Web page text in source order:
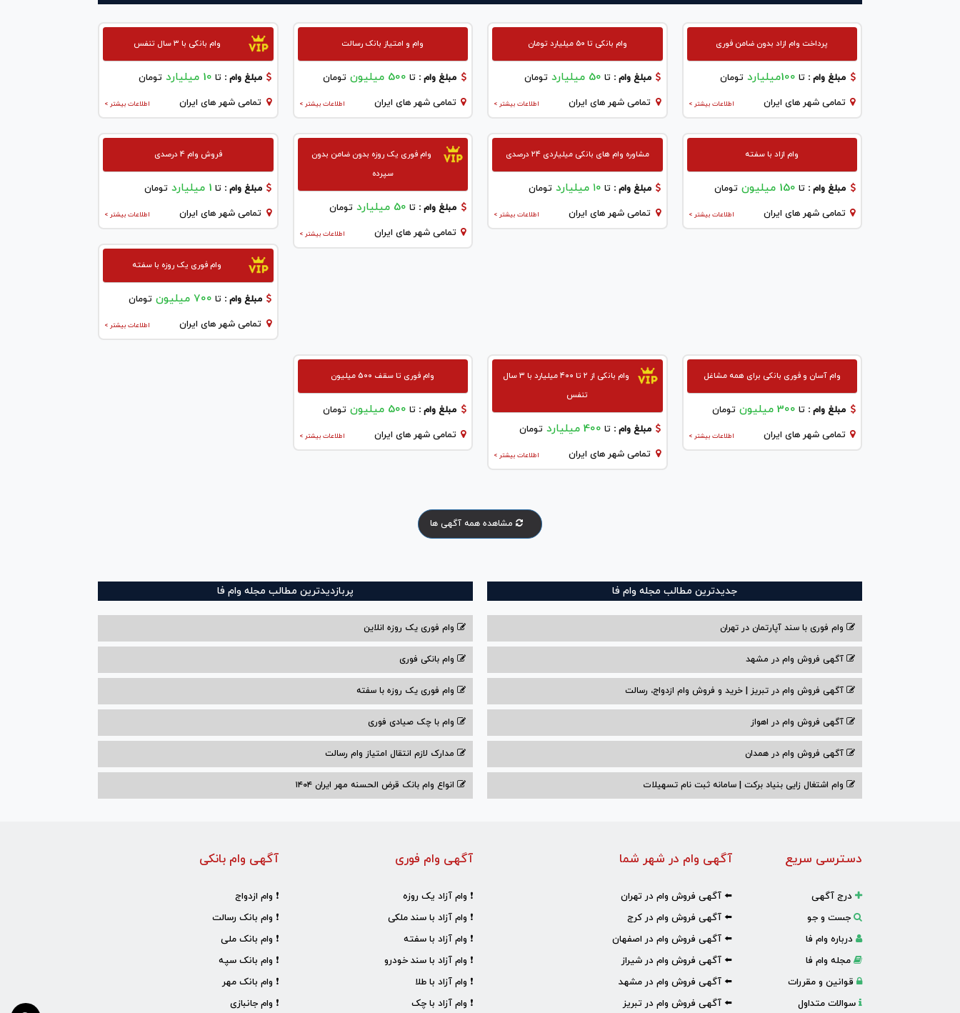
پرداخت وام ازاد بدون ضامن فوری
مبلغ وام : تا 100میلیارد تومان
اطلاعات بیشتر > تمامی شهر های ایران
وام بانکی تا ۵۰ میلیارد تومان
مبلغ وام :تا 50 میلیارد تومان
اطلاعات بیشتر > تمامی شهر های ایران
وام و امتیاز بانک رسالت
مبلغ وام : تا 500 میلیون تومان
اطلاعات بیشتر > تمامی شهر های ایران
وام بانکی با ۳ سال تنفس
مبلغ وام :تا 10 میلیارد تومان
اطلاعات بیشتر > تمامی شهر های ایران
وام ازاد با سفته
مبلغ وام : تا 150 میلیون تومان
اطلاعات بیشتر > تمامی شهر های ایران
مشاوره وام های بانکی میلیاردی ۲۴ درصدی
مبلغ وام :تا ۱۰ میلیارد تومان
اطلاعات بیشتر > تمامی شهر های ایران
وام فوری یک روزه بدون ضامن بدون
سپرده
مبلغ وام : تا 50 میلیارد تومان
اطلاعات بیشتر > تمامی شهر های ایران
فروش وام 4 درصدی
مبلغ وام :تا 1 میلیارد تومان
اطلاعات بیشتر > تمامی شهر های ایران
وام فوری یک روزه با سفته
مبلغ وام :تا 700 میلیون تومان
اطلاعات بیشتر > تمامی شهر های ایران
وام آسان و فوری بانکی برای همه مشاغل
مبلغ وام : تا 300 میلیون تومان
اطلاعات بیشتر > تمامی شهر های ایران
وام بانکی از ۲ تا ۴۰۰ میلیارد با ۳ سال
تنفس
مبلغ وام :تا 400 میلیارد تومان
اطلاعات بیشتر > تمامی شهر های ایران
وام فوری تا سقف 500 میلیون
مبلغ وام : تا 500 میلیون تومان
اطلاعات بیشتر > تمامی شهر های ایران
مشاهده همه آگهی ها
جدیدترین مطالب مجله وام فا
وام فوری با سند آپارتمان در تهران
آگهی فروش وام در مشهد
آگهی فروش وام در تبریز | خرید و فروش وام ازدواج، رسالت
آگهی فروش وام در اهواز
آگهی فروش وام در همدان
وام اشتغال زایی بنیاد برکت | سامانه ثبت نام تسهیلات
پربازدیدترین مطالب مجله وام فا
وام فوری یک روزه انلاین
وام بانکی فوری
وام فوری یک روزه با سفته
وام با‌ چک صیادی‌ فوری
مدارک لازم انتقال امتیاز وام رسالت
انواع وام بانک قرض الحسنه مهر ایران ۱۴۰۴
آگهی وام بانکی
❗ وام ازدواج
❗ وام بانک رسالت
❗ وام بانک ملی
❗ وام بانک سپه
❗ وام بانک مهر
❗ وام جانبازی
آگهی وام فوری
❗ وام آزاد یک روزه
❗ وام آزاد با سند ملکی
❗ وام آزاد با سفته
❗ وام آزاد با سند خودرو
❗ وام آزاد با طلا
❗ وام آزاد با چک
آگهی وام در شهر شما
⬅️ آگهی فروش وام در تهران
⬅️ آگهی فروش وام در کرج
⬅️ آگهی فروش وام در اصفهان
⬅️ آگهی فروش وام در شیراز
⬅️ آگهی فروش وام در مشهد
⬅️ آگهی فروش وام در تبریز
دسترسی سریع
درج آگهی
جست و جو
درباره وام فا
مجله وام فا
قوانین و مقررات
سوالات متداول